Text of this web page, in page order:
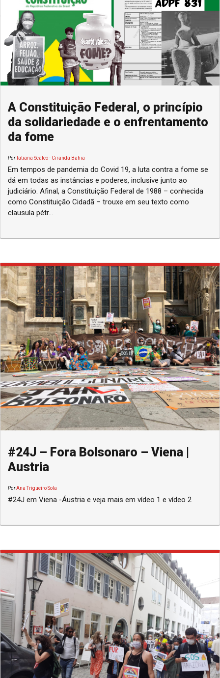
A Constituição Federal, o princípio
da solidariedade e o enfrentamento
da fome
PorTatiana Scalco - Ciranda Bahia
Em tempos de pandemia do Covid 19, a luta contra a fome se
dá em todas as instâncias e poderes, inclusive junto ao
judiciário. Afinal, a Constituição Federal de 1988 – conhecida
como Constituição Cidadã – trouxe em seu texto como
clausula pétr...
#24J – Fora Bolsonaro – Viena |
Austria
PorAna Trigueiro Sola
#24J em Viena -Áustria e veja mais em vídeo 1 e vídeo 2